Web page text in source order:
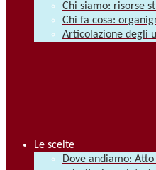
Chi siamo: risorse
Chi fa cosa:
Articolazione degli
Le scelte
Dove andiamo: